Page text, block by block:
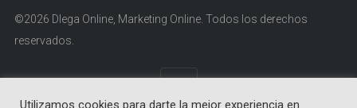
©2026 Dlega Online, Marketing Online. Todos los derechos
reservados.
Utilizamos cookies para darte la mejor experiencia en